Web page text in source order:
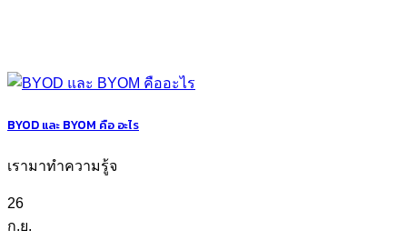
BYOD และ BYOM คือ อะไร
เรามาทำความรู้จ
26
ก.ย.